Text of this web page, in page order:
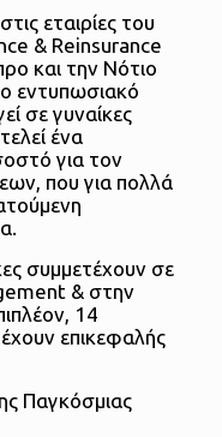
εταιρίες του
& Reinsurance
και την Νότιο
εντυπωσιακό
σε γυναίκες
ένα
για τον
που για πολλά
συμμετέχουν σε
& στην
14
έχουν επικεφαλής
Παγκόσμιας